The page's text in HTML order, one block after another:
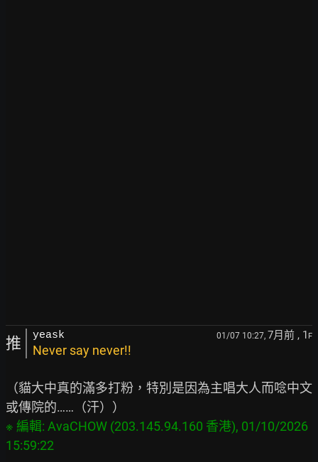
推 yeask 01/07 10:27, 7月前 , 1 F
Never say never!!
（貓大中真的滿多打粉，特別是因為主唱大人而唸中文
※ 編輯: AvaCHOW (203.145.94.160 香港), 01/10/2026